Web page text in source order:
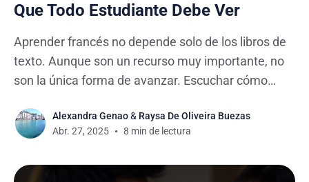
Que Todo Estudiante Debe Ver
Aprender francés no depende solo de los libros de
texto. Aunque son un recurso muy importante, no
son la única forma de avanzar. Escuchar cómo
natural, puede ser igual de importante, o incluso
más. Las películas románticas francesas ofrecen
Alexandra Genao& Raysa De Oliveira Buezas
Abr. 27, 2025
8 min de lectura